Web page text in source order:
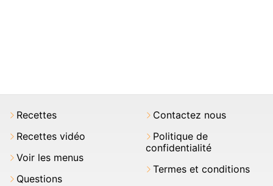
Recettes
Recettes vidéo
Voir les menus
Questions
Contactez nous
Politique de
confidentialité
Termes et conditions